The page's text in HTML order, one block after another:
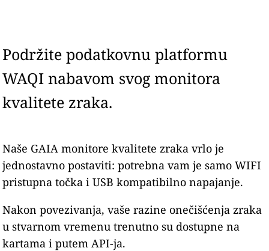
Podržite podatkovnu platformu
WAQI nabavom svog monitora
kvalitete zraka.
Naše GAIA monitore kvalitete zraka vrlo je
jednostavno postaviti: potrebna vam je samo WIFI
pristupna točka i USB kompatibilno napajanje.
Nakon povezivanja, vaše razine onečišćenja zraka
u stvarnom vremenu trenutno su dostupne na
kartama i putem API-ja.